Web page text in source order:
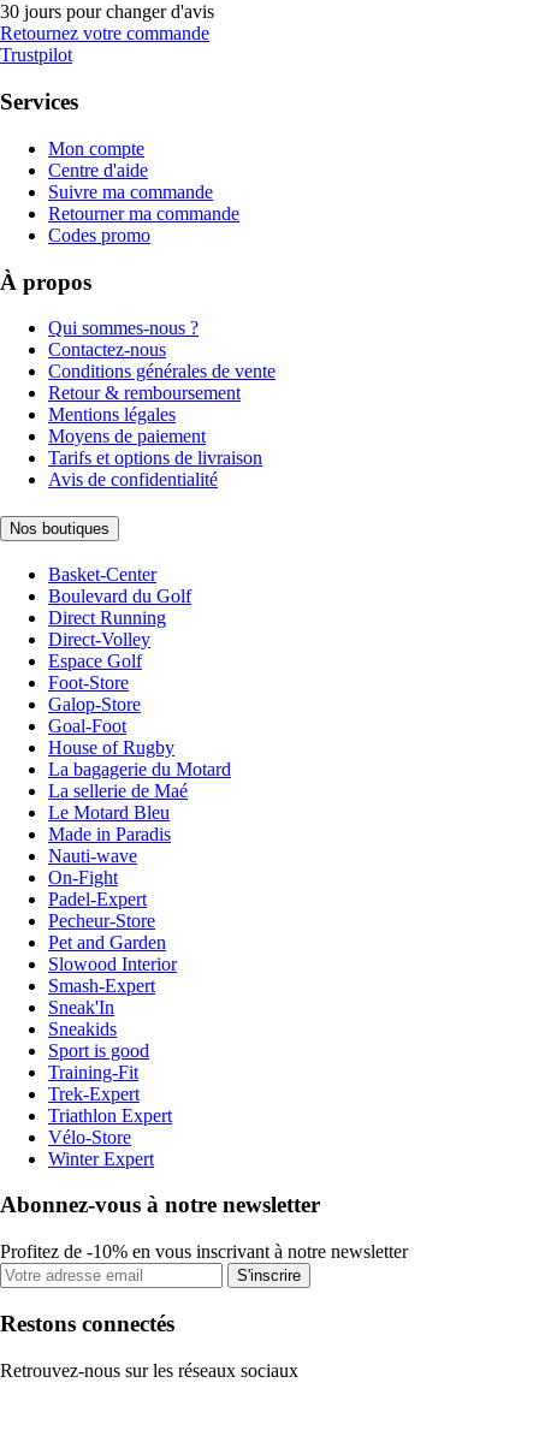
30 jours pour changer d'avis
Retournez votre commande
Trustpilot
Services
Mon compte
Centre d'aide
Suivre ma commande
Retourner ma commande
Codes promo
À propos
Qui sommes-nous ?
Contactez-nous
Conditions générales de vente
Retour & remboursement
Mentions légales
Moyens de paiement
Tarifs et options de livraison
Avis de confidentialité
Nos boutiques
Basket-Center
Boulevard du Golf
Direct Running
Direct-Volley
Espace Golf
Foot-Store
Galop-Store
Goal-Foot
House of Rugby
La bagagerie du Motard
La sellerie de Maé
Le Motard Bleu
Made in Paradis
Nauti-wave
On-Fight
Padel-Expert
Pecheur-Store
Pet and Garden
Slowood Interior
Smash-Expert
Sneak'In
Sneakids
Sport is good
Training-Fit
Trek-Expert
Triathlon Expert
Vélo-Store
Winter Expert
Abonnez-vous à notre newsletter
Profitez de -10% en vous inscrivant à notre newsletter
S'inscrire
Restons connectés
Retrouvez-nous sur les réseaux sociaux